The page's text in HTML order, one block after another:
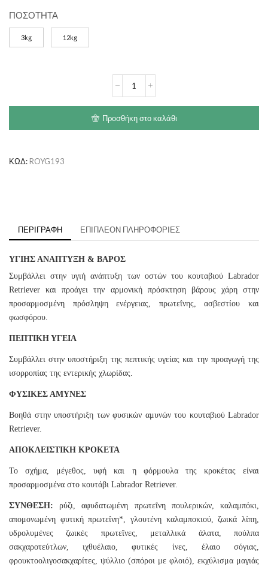
€27.80
through
ΠΟΣΟΤΗΤΑ
3kg 12kg
CANIN
Junior
ποσότητα
Προσθήκη στο καλάθι
ΚΩΔ: ROYG193
ΠΕΡΙΓΡΑΦΉ ΕΠΙΠΛΈΟΝ ΠΛΗΡΟΦΟΡΊΕΣ
ΥΓΙΗΣ ΑΝΑΠΤΥΞΗ & ΒΑΡΟΣ
Συμβάλλει στην υγιή ανάπτυξη των οστών του κουταβιού Labrador
Retriever και προάγει την αρμονική πρόσκτηση βάρους χάρη στην
προσαρμοσμένη πρόσληψη ενέργειας, πρωτεΐνης, ασβεστίου και
φωσφόρου.
ΠΕΠΤΙΚΗ ΥΓΕΙΑ
Συμβάλλει στην υποστήριξη της πεπτικής υγείας και την προαγωγή της
ισορροπίας της εντερικής χλωρίδας.
ΦΥΣΙΚΕΣ ΑΜΥΝΕΣ
Βοηθά στην υποστήριξη των φυσικών αμυνών του κουταβιού Labrador
Retriever.
ΑΠΟΚΛΕΙΣΤΙΚΗ ΚΡΟΚΕΤΑ
Το σχήμα, μέγεθος, υφή και η φόρμουλα της κροκέτας είναι
προσαρμοσμένα στο κουτάβι Labrador Retriever.
ΣΥΝΘΕΣΗ: ρύζι, αφυδατωμένη πρωτεΐνη πουλερικών, καλαμπόκι,
απομονωμένη φυτική πρωτεΐνη*, γλουτένη καλαμποκιού, ζωικά λίπη,
υδρολυμένες ζωικές πρωτεΐνες, μεταλλικά άλατα, πούλπα
σακχαροτεύτλων, ιχθυέλαιο, φυτικές ίνες, έλαιο σόγιας,
φρουκτοολιγοσακχαρίτες, ψύλλιο (σπόροι με φλοιό), εκχύλισμα μαγιάς